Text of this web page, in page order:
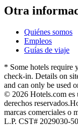
Otra
Quiénes somos
Empleos
Guías de viaje
* Some hotels require
check-in. Details on
and can only be used
© 2026 Hotels.com es
derechos reservados.
marcas comerciales o
L.P. CST# 2029030-